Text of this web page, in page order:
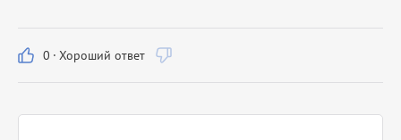
0 · Хороший ответ